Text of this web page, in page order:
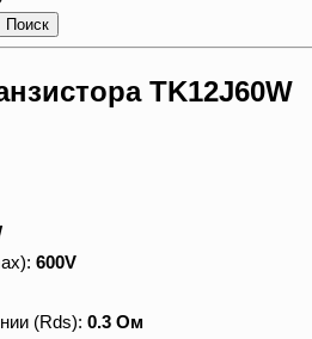
TK12J60W
600V
(Rds): 0.3 Ом